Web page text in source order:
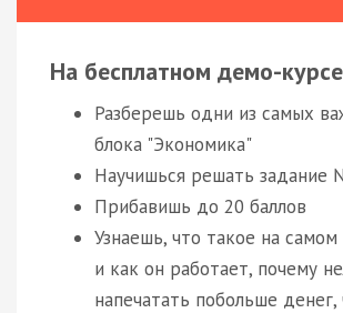
На бесплатном демо-
Разберешь одни из самых
блока "Экономика"
Научишься решать задание
Прибавишь до 20 баллов
Узнаешь, что такое на
и как он работает, почему
напечатать побольше денег,